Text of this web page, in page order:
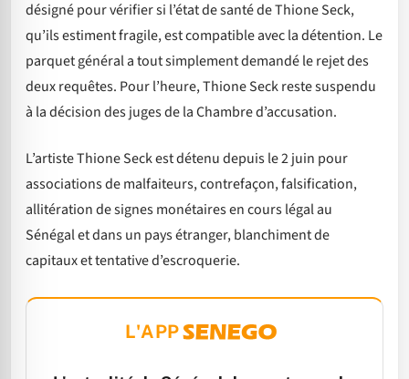
désigné pour vérifier si l’état de santé de Thione Seck,
qu’ils estiment fragile, est compatible avec la détention. Le
parquet général a tout simplement demandé le rejet des
deux requêtes. Pour l’heure, Thione Seck reste suspendu
à la décision des juges de la Chambre d’accusation.
L’artiste Thione Seck est détenu depuis le 2 juin pour
associations de malfaiteurs, contrefaçon, falsification,
allitération de signes monétaires en cours légal au
Sénégal et dans un pays étranger, blanchiment de
capitaux et tentative d’escroquerie.
L'APP